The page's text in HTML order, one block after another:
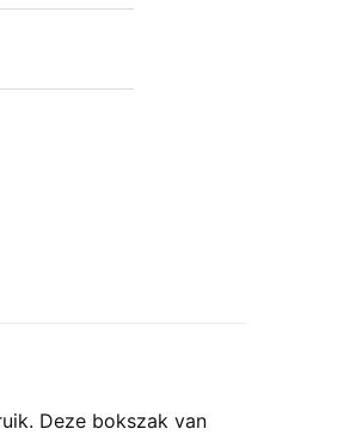
Deze bokszak van